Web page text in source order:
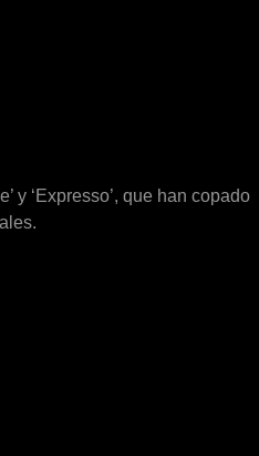
y ‘Expresso’, que han copado